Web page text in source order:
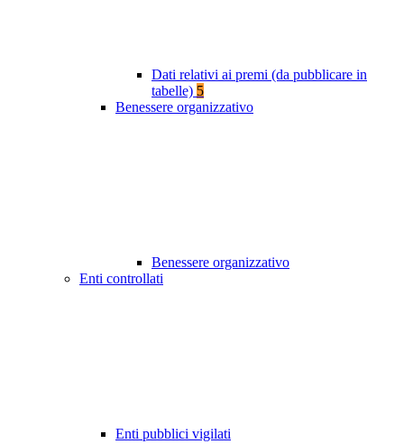
Dati relativi ai premi (da pubblicare in
tabelle) 5
Benessere organizzativo
Benessere organizzativo
Enti controllati
Enti pubblici vigilati